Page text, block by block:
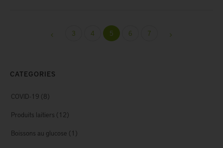
3 4 5 6 7
CATEGORIES
COVID-19 (8)
Produits laitiers (12)
Boissons au glucose (1)